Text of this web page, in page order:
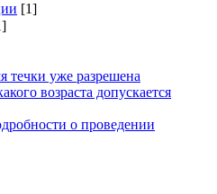
[1]
течки уже разрешена
возраста допускается
о проведении